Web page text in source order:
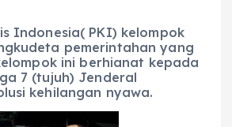
Indonesia( PKI) kelompok
pemerintahan yang
ini berhianat kepada
7 (tujuh) Jenderal
kehilangan nyawa.